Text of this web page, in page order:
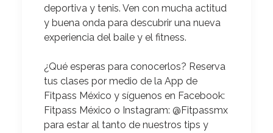
deportiva y tenis. Ven con mucha actitud
y buena onda para descubrir una nueva
experiencia del baile y el fitness.
¿Qué esperas para conocerlos? Reserva
tus clases por medio de la App de
Fitpass México y síguenos en Facebook:
Fitpass México o Instagram: @Fitpassmx
para estar al tanto de nuestros tips y